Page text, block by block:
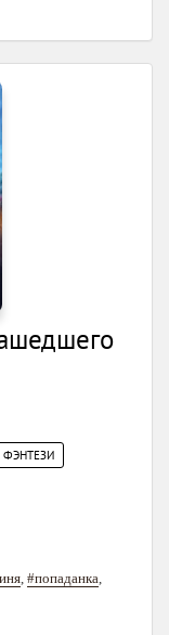
#попаданка